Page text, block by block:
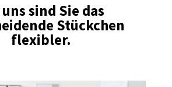
sind Sie das
Stückchen
flexibler.